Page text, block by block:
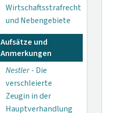
Wirtschaftsstrafrecht
und Nebengebiete
Aufsätze und
Anmerkungen
Nestler- Die
verschleierte
Zeugin in der
Hauptverhandlung